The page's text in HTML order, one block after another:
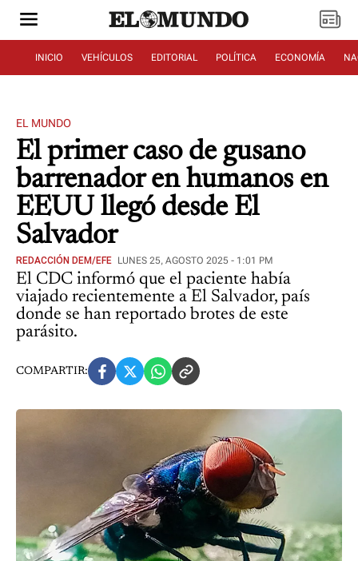
INICIO VEHÍCULOS EDITORIAL POLÍTICA ECONOMÍA
EL MUNDO
El primer caso de gusano
barrenador en humanos en
EEUU llegó desde El
Salvador
REDACCIÓN DEM/EFE LUNES 25, AGOSTO 2025 - 1:01 PM
El CDC informó que el paciente había
viajado recientemente a El Salvador, país
donde se han reportado brotes de este
parásito.
COMPARTIR: